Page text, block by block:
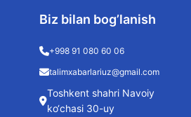
Biz bilan bog’lanish
+998 91 080 60 06
talimxabarlariuz@gmail.com
Toshkent shahri Navoiy
ko‘chasi 30-uy